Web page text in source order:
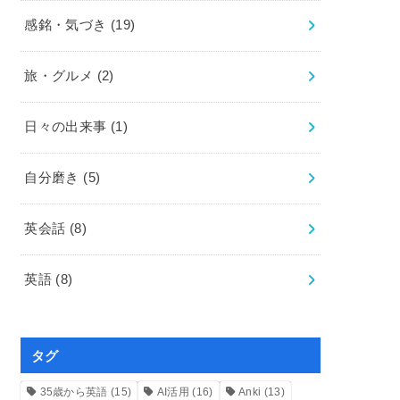
感銘・気づき (19)
旅・グルメ (2)
日々の出来事 (1)
自分磨き (5)
英会話 (8)
英語 (8)
タグ
35歳から英語 (15) AI活用 (16) Anki (13)